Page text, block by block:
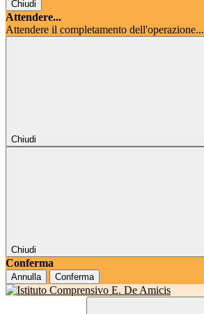
Chiudi
Attendere...
Attendere il completamento dell'operazione...
Chiudi
Chiudi
Conferma
Annulla Conferma